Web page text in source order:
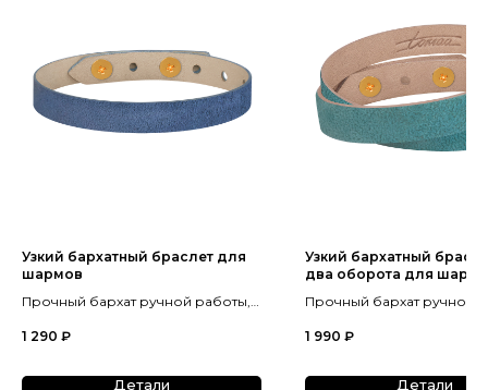
Узкий бархатный браслет для
шармов
Прочный бархат ручной работы,
кинестетиков, 6 цветов.
1 290 ₽
Детали
Узкий бархатный
два оборота для
Прочный бархат ручной
кинестетиков, 4 цвета.
1 990 ₽
Детали